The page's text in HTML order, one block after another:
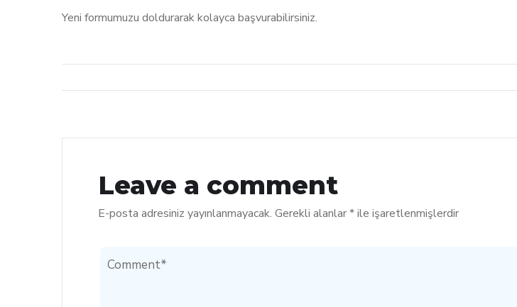
Yeni formumuzu doldurarak kolayca başvurabilirsiniz.
Leave a comment
E-posta adresiniz yayınlanmayacak. Gerekli alanlar*ile işaretlenmişlerdir